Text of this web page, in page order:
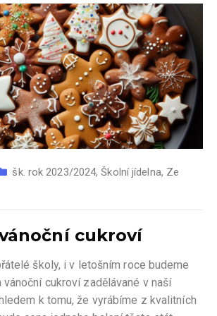
šk. rok 2023/2024,Školní jídelna, Ze
cukroví
školy, i v letošním roce budeme
cukroví zadělávané v naší
k tomu, že vyrábíme z kvalitních